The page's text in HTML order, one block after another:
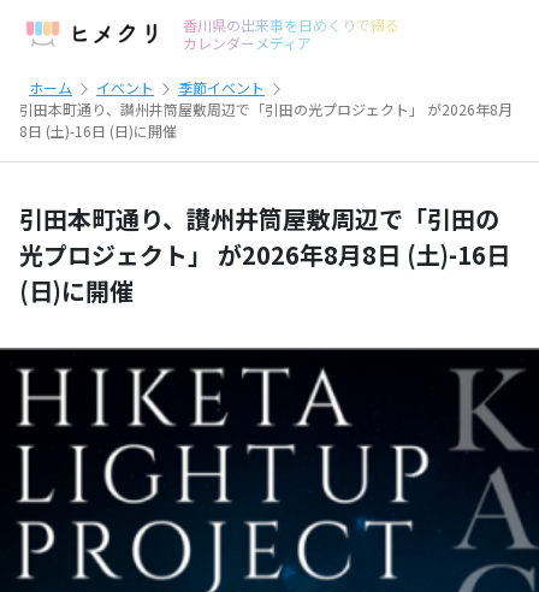
香川県の出来事を日めくりで綴る
カレンダーメディア
ホーム イベント
季節イベント
引田本町通り、讃州井筒屋敷周辺で「引田の光プロジェクト」 が2026年8月
8日 (土)-16日 (日)に開催
引田本町通り、讃州井筒屋敷周辺で「引田の
光プロジェクト」 が2026年8月8日 (土)-16日
(日)に開催